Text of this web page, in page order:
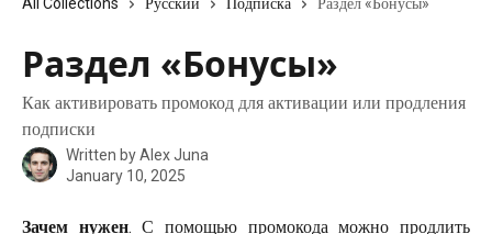
Раздел «Бонусы»
Как активировать промокод для активации или продления
подписки
Written byAlex Juna
January 10, 2025
Зачем нужен. С помощью промокода можно продлить